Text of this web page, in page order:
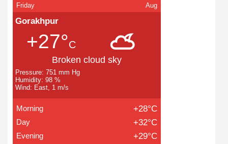
Friday Aug
Gorakhpur
+27°C
Broken cloud sky
Pressure: 751 mm Hg
Humidity: 98 %
Wind: East, 1 m/s
Morning +28°C
Day +32°C
Evening +29°C